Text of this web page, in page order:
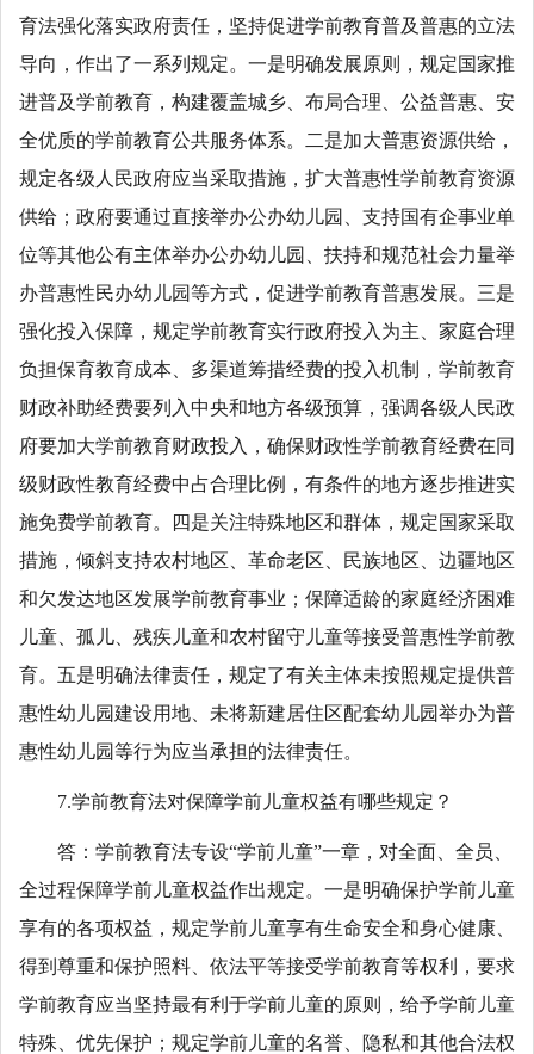
育法强化落实政府责任，坚持促进学前教育普及普惠的立法
导向，作出了一系列规定。一是明确发展原则，规定国家推
进普及学前教育，构建覆盖城乡、布局合理、公益普惠、安
全优质的学前教育公共服务体系。二是加大普惠资源供给，
规定各级人民政府应当采取措施，扩大普惠性学前教育资源
供给；政府要通过直接举办公办幼儿园、支持国有企事业单
位等其他公有主体举办公办幼儿园、扶持和规范社会力量举
办普惠性民办幼儿园等方式，促进学前教育普惠发展。三是
强化投入保障，规定学前教育实行政府投入为主、家庭合理
负担保育教育成本、多渠道筹措经费的投入机制，学前教育
财政补助经费要列入中央和地方各级预算，强调各级人民政
府要加大学前教育财政投入，确保财政性学前教育经费在同
级财政性教育经费中占合理比例，有条件的地方逐步推进实
施免费学前教育。四是关注特殊地区和群体，规定国家采取
措施，倾斜支持农村地区、革命老区、民族地区、边疆地区
和欠发达地区发展学前教育事业；保障适龄的家庭经济困难
儿童、孤儿、残疾儿童和农村留守儿童等接受普惠性学前教
育。五是明确法律责任，规定了有关主体未按照规定提供普
惠性幼儿园建设用地、未将新建居住区配套幼儿园举办为普
惠性幼儿园等行为应当承担的法律责任。
7.学前教育法对保障学前儿童权益有哪些规定？
答：学前教育法专设“学前儿童”一章，对全面、全员、
全过程保障学前儿童权益作出规定。一是明确保护学前儿童
享有的各项权益，规定学前儿童享有生命安全和身心健康、
得到尊重和保护照料、依法平等接受学前教育等权利，要求
学前教育应当坚持最有利于学前儿童的原则，给予学前儿童
特殊、优先保护；规定学前儿童的名誉、隐私和其他合法权